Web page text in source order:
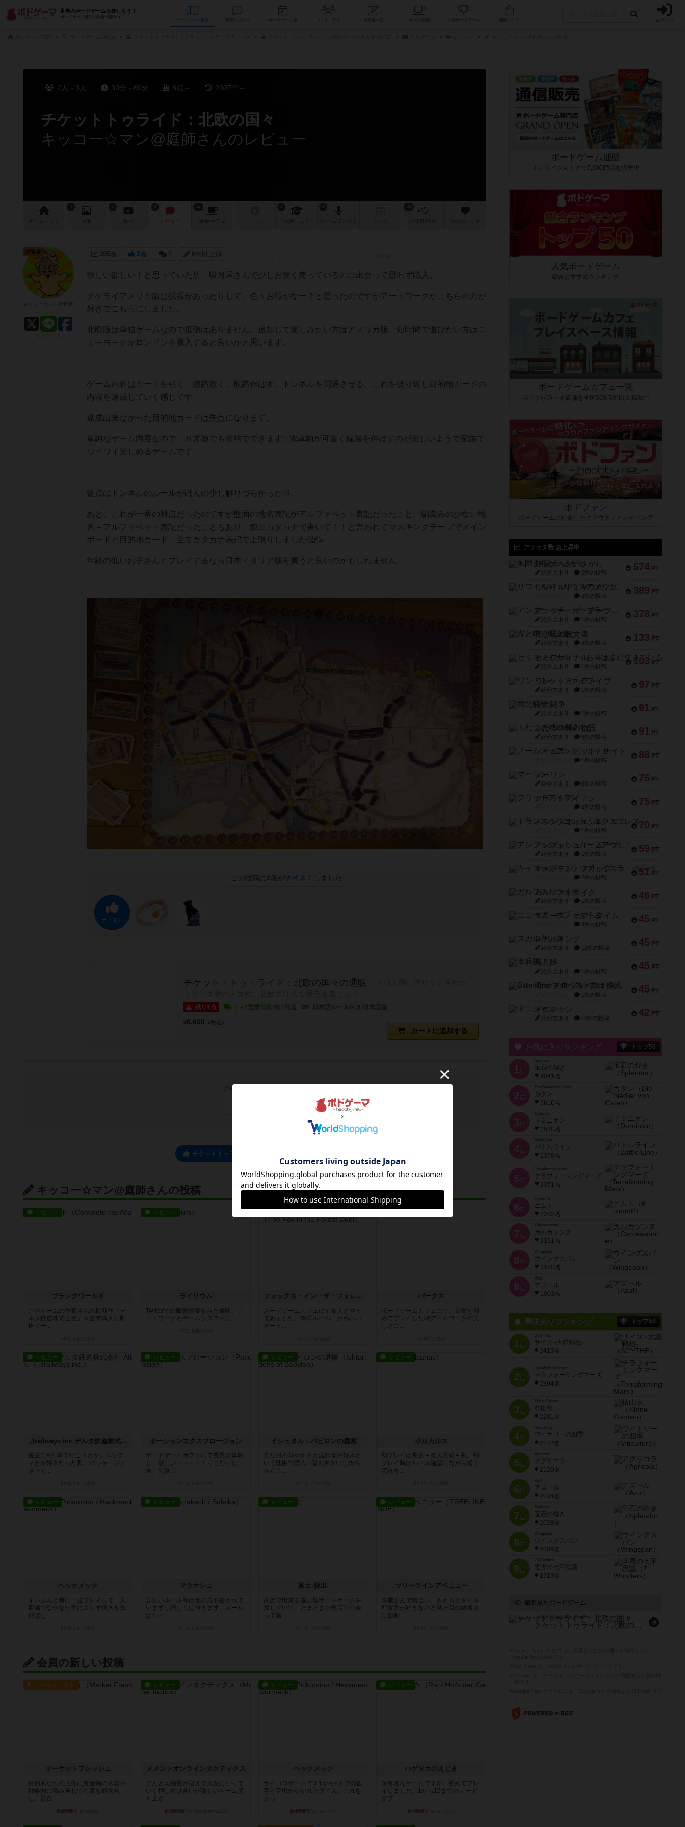
世界のボードゲームを楽しもう！
ボードゲーム専門の総合情報サイト
データベース コミュニティ 人気ボードゲーム ログイン
2人～3人 30分～60分 8歳～ 2007年～
チケットトゥライド：北欧の国々
キッコー☆マン@庭師さんのレビュー
ゲーム 画像 レビュー 店舗/ カフェ 戦略 作 次のおすすめ
395名 2名 0 6年以上前
欲しい欲しい！と思っていた所、駿河屋さんで少しお安く売っているのに出会って思わず購入。
チケライアメリカ版は拡張があったりして、色々お得かなー？と思ったのですがアートワークがこちらの方が
好きでこちらにしました。
北欧版は単独ゲームなので拡張はありません、追加して楽しみたい方はアメリカ版、短時間で遊びたい方はニ
ューヨークかロンドンを購入すると良いかと思います。
ゲーム内容はカードを引く、線路敷く、航路伸ばす、トンネルを開通させる。これを繰り返し目的地カードの
内容を達成していく感じです。
達成出来なかった目的地カードは失点になります。
単純なゲーム内容なので、８才娘でも余裕でできます✨電車駒が可愛く線路を伸ばすのが楽しいようで家族で
ワイワイ楽しめるゲームです。
難点はトンネルのルールがほんの少し解りづらかった事。
あと、これが一番の難点だったのですが盤面の地名表記がアルファベット表記だったこと。馴染みの少ない地
名＋アルファベット表記だったこともあり、娘にカタカナで書いて！！と言われてマスキングテープでメイン
ボードと目的地カード、全てカタカナ表記で上張りしました🤔💦
年齢の低いお子さんとプレイするなら日本イタリア版を買うと良いのかもしれません。
この投稿に 2名がナイス！ しました
ナイス！
チケット・トゥ・ライド：北欧の国々の通販
残り1点 1～2営業日以内に発送
カートに追加する
¥6,600 （税込）
大賢者
ログイン/会員登録でコメント
チケットトゥライド：北欧の国々のトップに戻る
キッコー☆マン@庭師さんの投稿
レビュー
ブランクワールド
このゲームの作家さんの最新作「デ
ルタ鉄道株式会社」を去年購入し制
作サー...
レビュー
ライリウム
Twitterでの販売情報をみた瞬間、ア
ートワークとゲームシステムに一...
フォックス・イン・ザ・フォレスト・デュエット
ボードゲームカフェにて友人とやっ
てみました。簡単ルール、かわいい
アート...
パークス
ボードゲームカフェにて、長女と初
めてプレイした時アートワークの美
しさに...
レビュー
⊿railways inc.デルタ鉄道株式会社 After The RAIN.
過去にA列車で行こうとかシムシテ
ィとか好きだった私、パッケージと
ざっく...
レビュー
ポーションエクスプロージョン
ボードゲームカフェにて長男が体験
し、欲しいーーー！！ってなった
末、兄妹...
レビュー
イシュタル：バビロンの庭園
見た目の華やかさと庭師物が好きと
いう理由で購入✨箱も大きいしめち
ゃんこ...
レビュー
ボルカルス
初プレイは長女＋友人夫婦＋私。初
プレイ時はルール確認しながら軽く
流れを...
レビュー
ヘックメック
ずいぶんと前に一度プレイして、実
店舗でなかなか手に入らず購入を先
伸ばし...
レビュー
マラケシュ
詳しいルール等は他の方も書かれて
いますし詳しくは省きます。ルール
はルー...
レビュー
富士-脱出-
家族で出来る協力型ボードゲームを
探していて、たまたま小売店で出会
って購...
レビュー
ツリーラインアベニュー
本屋さんで出会い、もともとタイル
配置系が好きなのと見た目の綺麗さ
に衝動...
会員の新しい投稿
ルール/インスト
マーケットフレッシュ
目的あなたの店先に農産物の木箱を
戦略的に積み重ねて在庫を最大化
し、競合...
約2時間前
レビュー
メメントオンラインタクティクス
どんどん物量が増えて大変になって
いく押し付け合いが楽しいゲーム盛
り上が...
約2時間前
レビュー
ヘックメック
サイコロゲームです1から5までの数
字と芋虫がかかれたダイス。これを
振っ...
約4時間前
レビュー
ハゲタカのえじき
超有名なゲームですが、初めてプレ
イしました。1から15までのカード
がプ...
約4時間前
ボードゲーム通販
オンラインストアで7,500商品を販売中
人気ボードゲーム
総合おすすめランキング
ボードゲームカフェ一覧
ボドゲが遊べる店舗を全国500店舗以上掲載中
ボドファン
ボードゲームに特化したクラウドファンディング
アクセス数 急上昇中
574 PT
無限まちがいさがし
紹介文あり 2件の投稿
389 PT
リワイルド：サウスアメリカ
2件の投稿
378 PT
アンダー・ザ・テーブラー
紹介文あり 1件の投稿
133 PT
宵と暁の呪文書
紹介文あり 8件の投稿
103 PT
セミファイナル ～お前はまだ生きている～
紹介文あり 1件の投稿
97 PT
ワン・トゥ・ファイブ
紹介文あり 1件の投稿
91 PT
南北戦争
紹介文あり 1件の投稿
91 PT
ふたつの城の物語
紹介文あり 6件の投稿
88 PT
ノームズ・アット・ナイト
1件の投稿
76 PT
マーリン
紹介文あり 6件の投稿
75 PT
フラットアイアン
2件の投稿
70 PT
トランスオリエント・エクスプレス
1件の投稿
59 PT
アンブッシュ！：ムーブアウト！
紹介文あり 1件の投稿
51 PT
キャプテン・フリップ：イスラ・ボンバ
2件の投稿
46 PT
ガルフストライク
紹介文あり 1件の投稿
45 PT
エコーズ・オブ・タイム
8件の投稿
45 PT
スカルキング
紹介文あり 12件の投稿
45 PT
海兵隊
紹介文あり 1件の投稿
45 PT
Bitter End ブタペスト救出作戦
1件の投稿
42 PT
ドコジャン
紹介文あり 10件の投稿
お気に入りランキング トップ50
1 位
宝石の煌き
4041名
2 位
Die Siedler von Catan
カタン
3616名
3 位
ドミニオン
2530名
4位
Battle Line
バトルライン
2378名
5 位
Terraforming Mars
テラフォーミングマーズ
2371名
6 位
ニムト
2202名
7 位
Carcassonne
カルカソンヌ
2191名
8 位
Wingspan
ウイングスパン
2150名
9 位
Azul
アズール
1903名
興味ありランキング トップ50
1位
SCYTHE
サイズ -大鎌戦役-
2415名
2位
Terraforming Mars
テラフォーミングマーズ
2394名
3位
Stone Garden
枯山水
2281名
4位
Viticulture
ワイナリーの四季
2272名
5位
Agricola
アグリコラ
2120名
6位
Azul
アズール
2034名
7位
宝石の煌き
2028名
8位
Wingspan
ウイングスパン
2006名
9位
7 Wonders
世界の七不思議
1919名
最近見たボードゲーム
Ticket to Ride: Nordic Countries
チケットトゥライド：北欧の国々